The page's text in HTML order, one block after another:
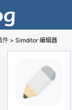
件 > Simditor 编辑器